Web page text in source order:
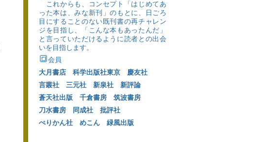
これからも、コンセプト「はじめてあ
った本は、みな新刊」のもとに、日ごろ
目にすることのない既刊書の再チャレン
ジを目指し、「こんな本もあったんだ」
と言っていただけるように読者との出会
いを目指します。​
🔳会員
大月書店
科学出版社東京
慶友社
言叢社
三元社 新泉社
新評論
蒼天社出版
千倉書房
筑波書房
刀水書房
同成社
批評社
ぺりかん社
めこん 緑風出版